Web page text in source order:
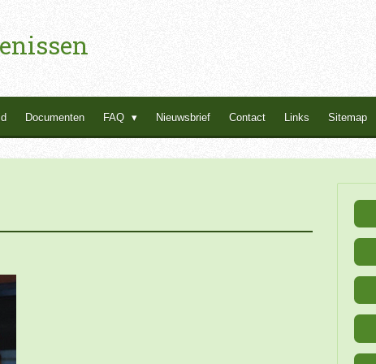
Documenten FAQ Nieuwsbrief Contact Links Sitemap